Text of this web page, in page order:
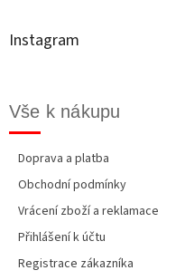
Instagram
Vše k nákupu
Doprava a platba
Obchodní podmínky
Vrácení zboží a reklamace
Přihlášení k účtu
Registrace zákazníka